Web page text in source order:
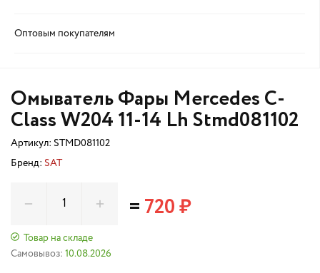
Оптовым покупателям
Омыватель Фары Mercedes C-
Class W204 11-14 Lh Stmd081102
Артикул: STMD081102
Бренд: SAT
Товар на складе
Самовывоз: 10.08.2026
=720 ₽